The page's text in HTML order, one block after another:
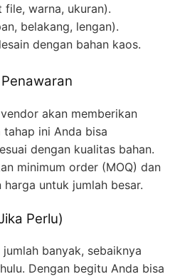
warna, ukuran).
belakang, lengan).
dengan bahan kaos.
akan memberikan
tahap ini Anda bisa
dengan kualitas bahan.
minimum order (MOQ) dan
untuk jumlah besar.
Perlu)
banyak, sebaiknya
Dengan begitu Anda bisa